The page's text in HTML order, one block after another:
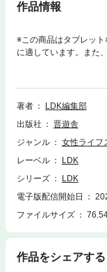
作品情報
※この商品はタブレッ
に適しています。また
ト、検索、辞書の参照
号』総力特集は、「な
脱出大作戦」。ほかに
「冷凍保存で忙しい日
盛りだくさんです!!【今
】『捨てる！ お片付け
っかりビンボー家計脱
ず増やす［special
olumn］ちょこっと「
こランキングTOP10第
の快眠ベストアイディ
録批評[新連載］トレー
ー 大原櫻子ハンドメ
著者
LDK編集部
出版社
晋遊舎
ジャンル
女性ライフ
レーベル
LDK
シリーズ
LDK
電子版配信開始日
ファイルサイズ
作品をシェアする